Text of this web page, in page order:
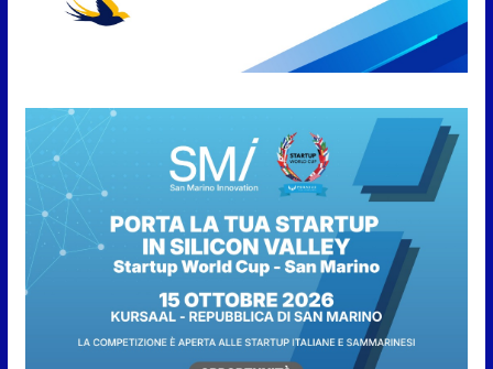
“San Marino Antiqua –
Leggende e storie del Titano”:
l’inequivocabile successo di
6 Agosto 2026